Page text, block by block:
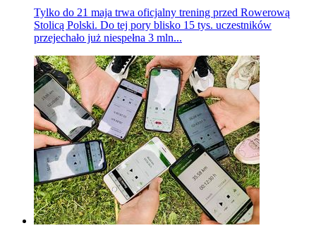
Tylko do 21 maja trwa oficjalny trening przed Rowerową
Stolicą Polski. Do tej pory blisko 15 tys. uczestników
przejechało już niespełna 3 mln...